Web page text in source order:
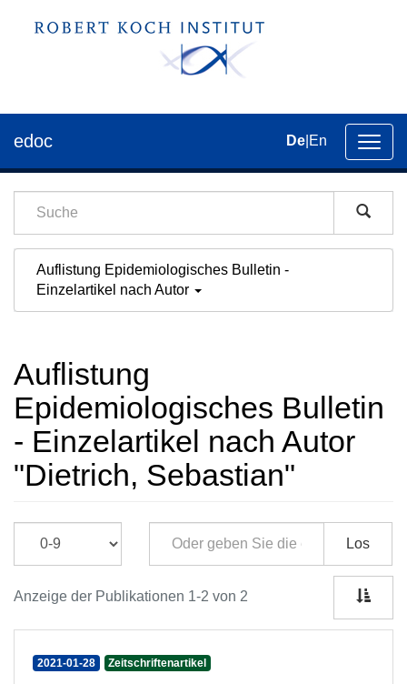
der
edoc De En
Auflistung Epidemiologisches Bulletin -
Einzelartikel nach Autor
Auflistung
Epidemiologisches Bulletin
- Einzelartikel nach Autor
"Dietrich, Sebastian"
Los
Anzeige der Publikationen 1-2 von 2
2021-01-28 Zeitschriftenartikel